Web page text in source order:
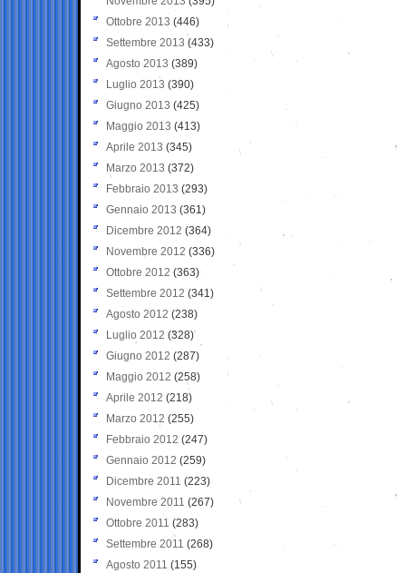
Ottobre 2013 (446)
Settembre 2013 (433)
Agosto 2013 (389)
Luglio 2013 (390)
Giugno 2013 (425)
Maggio 2013 (413)
Aprile 2013 (345)
Marzo 2013 (372)
Febbraio 2013 (293)
Gennaio 2013 (361)
Dicembre 2012 (364)
Novembre 2012 (336)
Ottobre 2012 (363)
Settembre 2012 (341)
Agosto 2012 (238)
Luglio 2012 (328)
Giugno 2012 (287)
Maggio 2012 (258)
Aprile 2012 (218)
Marzo 2012 (255)
Febbraio 2012 (247)
Gennaio 2012 (259)
Dicembre 2011 (223)
Novembre 2011 (267)
Ottobre 2011 (283)
Settembre 2011 (268)
Agosto 2011 (155)